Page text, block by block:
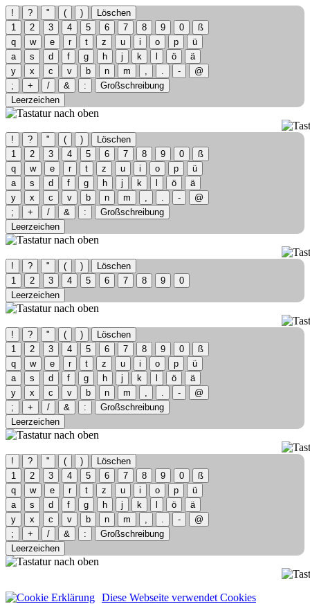
! ? " ( )
Löschen
1
2 3 4 5 6 7 8 9 0
ß
q
w e r t z u i o p
ü
a
s d f g h j k ö
ä
y
x c v b n m , . -
@
;
+ / & :
Großschreibung
Leerzeichen
! ? " ( )
Löschen
1
2 3 4 5 6 7 8 9 0
ß
q
w e r t z u i o p
ü
a
s d f g h j k ö
ä
y
x c v b n m , . -
@
;
+ / & :
Großschreibung
Leerzeichen
! ? " ( )
Löschen
1
2 3 4 5 6 7 8 9
0
Leerzeichen
! ? " ( )
Löschen
1
2 3 4 5 6 7 8 9 0
ß
q
w e r t z u i o p
ü
a
s d f g h j k ö
ä
y
x c v b n m , . -
@
;
+ / & :
Großschreibung
Leerzeichen
! ? " ( )
Löschen
1
2 3 4 5 6 7 8 9 0
ß
q
w e r t z u i o p
ü
a
s d f g h j k ö
ä
y
x c v b n m , . -
@
;
+ / & :
Großschreibung
Leerzeichen
Diese Webseite verwendet Cookies